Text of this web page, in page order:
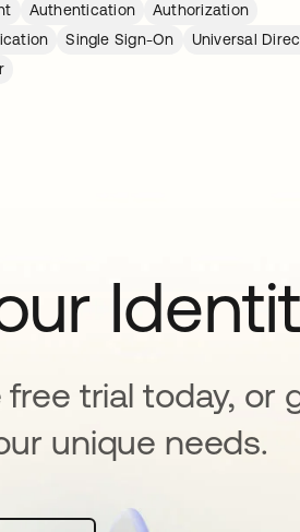
Authentication
Authorization
Single Sign-On
Universal
trial today, or
unique needs.